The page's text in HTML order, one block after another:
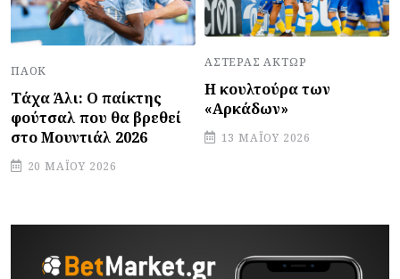
ΠΑΟΚ
Τάχα Άλι: Ο παίκτης
φούτσαλ που θα βρεθεί
στο Μουντιάλ 2026
20 ΜΑΪ́ΟΥ 2026
ΑΣΤΈΡΑΣ ΆΚΤΩΡ
Η κουλτούρα των
«Αρκάδων»
13 ΜΑΪ́ΟΥ 2026